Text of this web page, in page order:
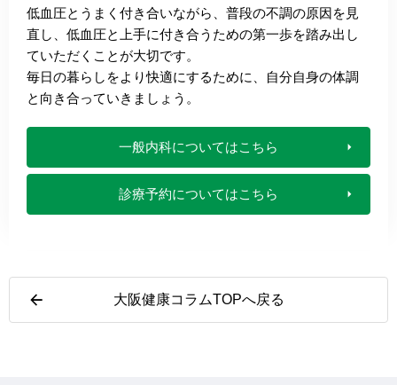
低血圧とうまく付き合いながら、普段の不調の原因を見
直し、低血圧と上手に付き合うための第一歩を踏み出し
ていただくことが大切です。
毎日の暮らしをより快適にするために、自分自身の体調
と向き合っていきましょう。
一般内科についてはこちら
診療予約についてはこちら
大阪健康コラムTOPへ戻る